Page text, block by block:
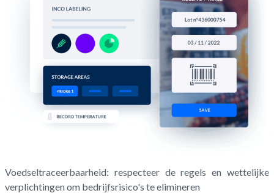
Voedseltraceerbaarheid: respecteer de regels en wettelijke
verplichtingen om bedrijfsrisico's te elimineren